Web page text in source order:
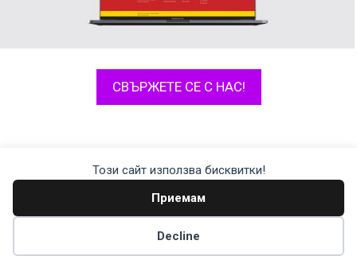
Този сайт използва бисквитки!
Приемам
Decline
СВЪРЖЕТЕ СЕ С НАС!